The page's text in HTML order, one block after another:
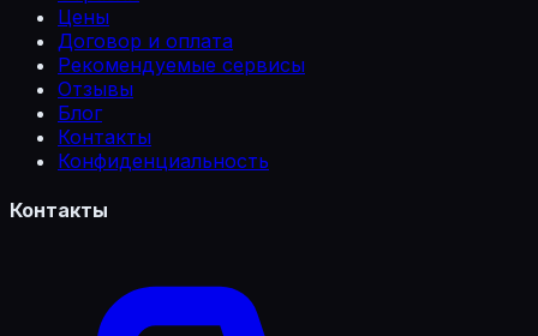
Цены
Договор и оплата
Рекомендуемые сервисы
Отзывы
Блог
Контакты
Конфиденциальность
Контакты